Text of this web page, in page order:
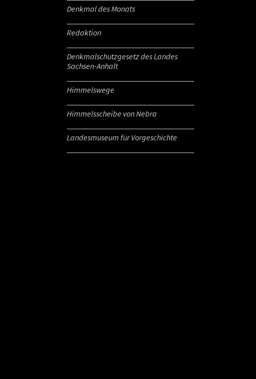
Denkmal des Monats
Redaktion
Denkmalschutzgesetz des Landes
Sachsen-Anhalt
Himmelswege
Himmelsscheibe von Nebra
Landesmuseum für Vorgeschichte